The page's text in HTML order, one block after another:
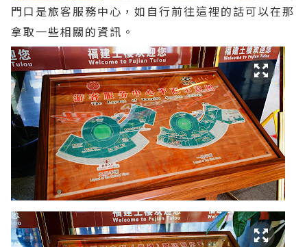
門口是旅客服務中心，如自行前往這裡的話可以在那
拿取一些相關的資訊。